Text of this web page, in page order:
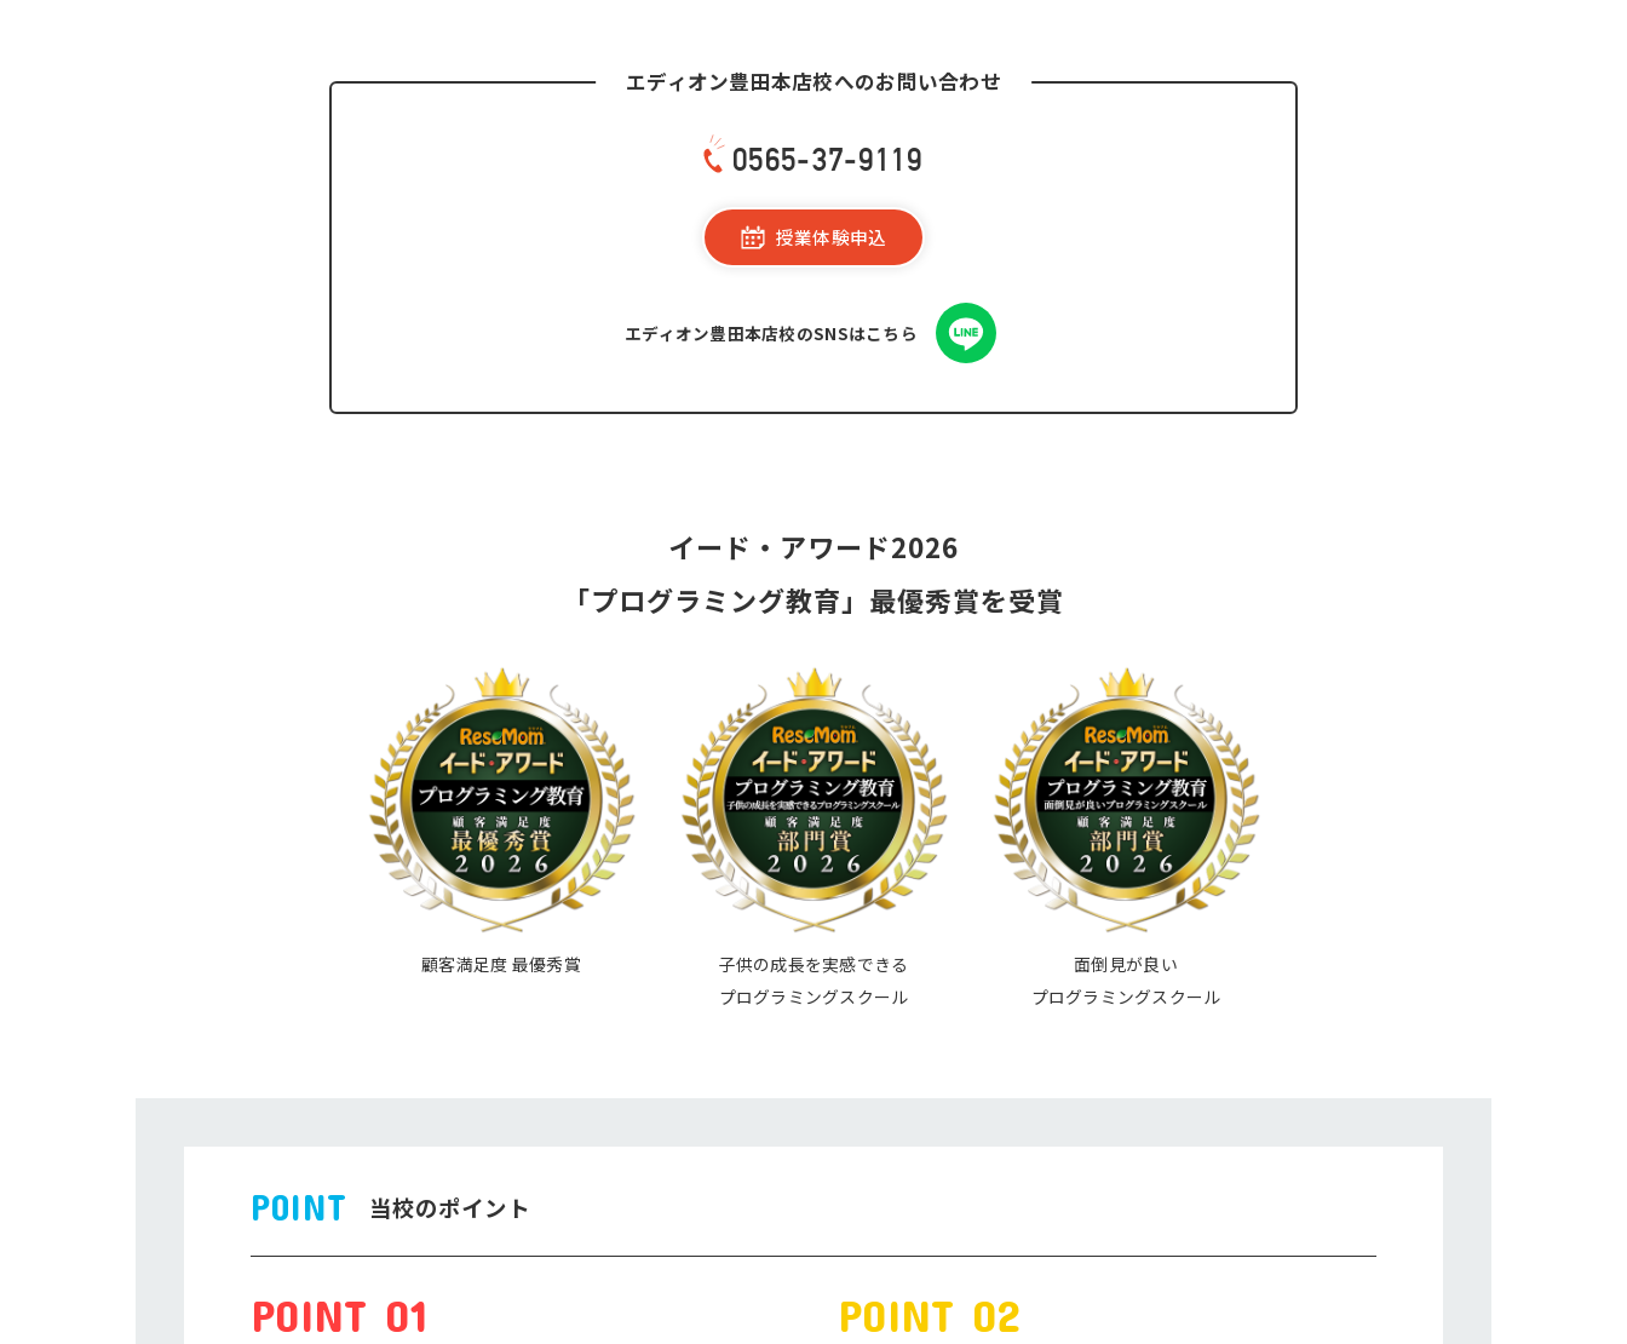
エディオン豊田本店校へのお問い合わせ
0565-37-9119
授業体験申込
エディオン豊田本店校のSNSはこちら
イード・アワード2026
「プログラミング教育」最優秀賞を受賞
顧客満足度 最優秀賞
子供の成長を実感できる
プログラミングスクール
面倒見が良い
プログラミングスクール
POINT 当校のポイント
POINT 01 POINT 02